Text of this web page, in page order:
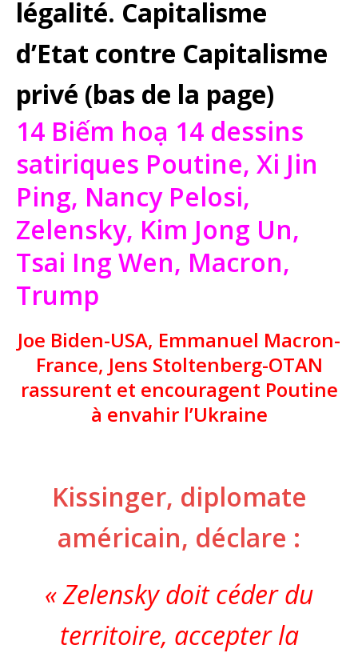
légalité. Capitalisme
d’Etat contre Capitalisme
privé (bas de la page)
14 Biếm hoạ 14 dessins
satiriques Poutine, Xi Jin
Ping, Nancy Pelosi,
Zelensky, Kim Jong Un,
Tsai Ing Wen, Macron,
Trump
Joe Biden-USA, Emmanuel Macron-
France, Jens Stoltenberg-OTAN
rassurent et encouragent Poutine
à envahir l’Ukraine
Kissinger, diplomate
américain, déclare :
« Zelensky doit céder du
territoire, accepter la